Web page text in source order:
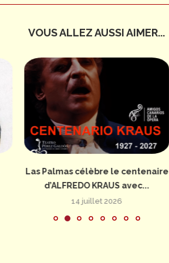
VOUS ALLEZ AUSSI AIMER...
Las Palmas célèbre le centenaire
d’ALFREDO KRAUS avec...
14 juillet 2026